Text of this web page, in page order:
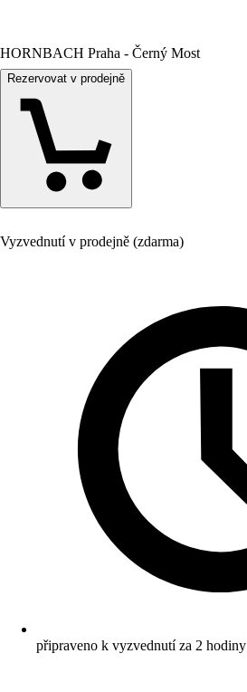
HORNBACH Praha - Černý Most
Rezervovat v prodejně
Vyzvednutí v prodejně (zdarma)
připraveno k vyzvednutí za 2 hodiny